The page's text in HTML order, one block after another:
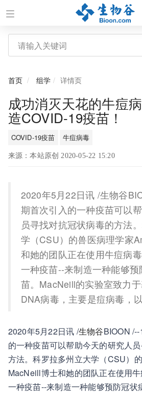
首页 组学 详情页
成功消灭天花的牛痘
造COVID-19疫苗！
COVID-19疫苗 牛痘病毒
来源：本站原创 2020-05-22 15:20
2020年5月22日讯 /生物谷
期首次引入的一种疫苗可以
员寻找对抗冠状病毒的方法
学（CSU）的兽医病理学家
和她的团队正在使用牛痘病
一种疫苗--来制造一种能够
苗。MacNeill的实验室致力
DNA病毒，主要是痘病毒，
2020年5月22日讯 /生物谷BIOON
的一种疫苗可以帮助今天的研究人
方法。科罗拉多州立大学（CSU）
MacNeill博士和她的团队正在使用
一种疫苗--来制造一种能够预防冠状